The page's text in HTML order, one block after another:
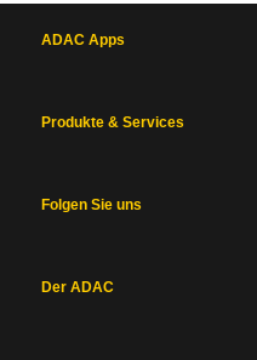
ADAC Apps
Produkte & Services
Folgen Sie uns
Der ADAC